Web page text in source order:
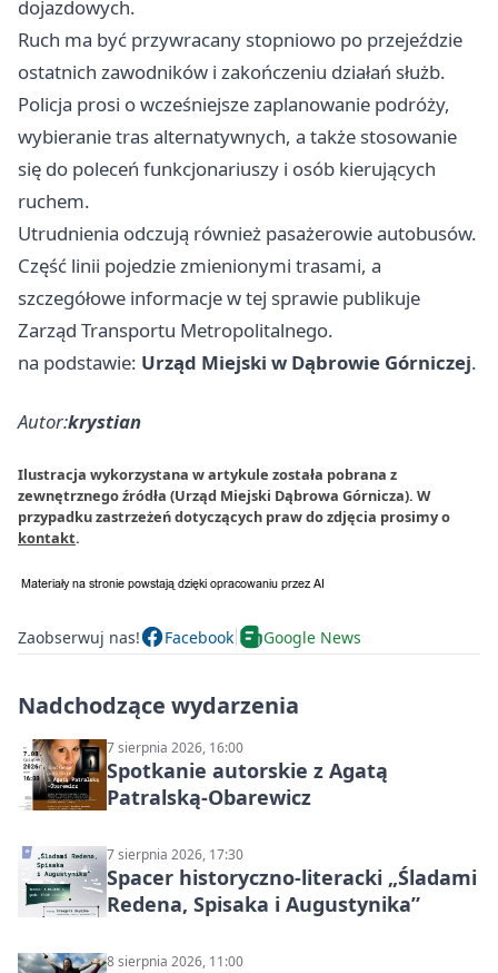
dojazdowych.
Ruch ma być przywracany stopniowo po przejeździe
ostatnich zawodników i zakończeniu działań służb.
Policja prosi o wcześniejsze zaplanowanie podróży,
wybieranie tras alternatywnych, a także stosowanie
się do poleceń funkcjonariuszy i osób kierujących
ruchem.
Utrudnienia odczują również pasażerowie autobusów.
Część linii pojedzie zmienionymi trasami, a
szczegółowe informacje w tej sprawie publikuje
Zarząd Transportu Metropolitalnego.
na podstawie: Urząd Miejski w Dąbrowie Górniczej.
Autor:krystian
Ilustracja wykorzystana w artykule została pobrana z
zewnętrznego źródła (Urząd Miejski Dąbrowa Górnicza). W
przypadku zastrzeżeń dotyczących praw do zdjęcia prosimy o
kontakt.
Zaobserwuj nas! Facebook Google News
Nadchodzące wydarzenia
7 sierpnia 2026, 16:00
Spotkanie autorskie z Agatą
Patralską-Obarewicz
7 sierpnia 2026, 17:30
Spacer historyczno-literacki „Śladami
Redena, Spisaka i Augustynika”
8 sierpnia 2026, 11:00